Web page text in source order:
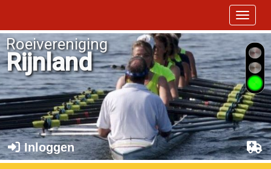
Toggle
Roeivereniging
Rijnland
Inloggen